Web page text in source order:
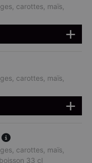
carottes, maïs,
carottes, maïs,
carottes, maïs,
33 cl